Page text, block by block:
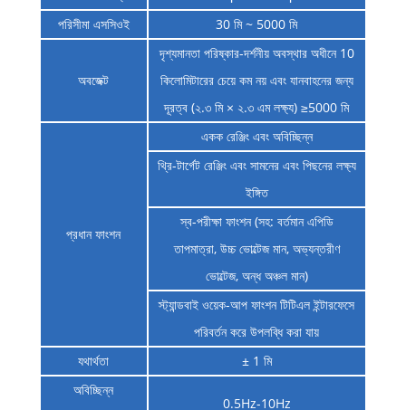
পরিসীমা এসসিওই
30 মি ~ 5000 মি
অবজেক্ট
দৃশ্যমানতা পরিষ্কার-দর্শনীয় অবস্থার অধীনে 10
কিলোমিটারের চেয়ে কম নয় এবং যানবাহনের জন্য
দূরত্ব (২.৩ মি × ২.৩ এম লক্ষ্য) ≥5000 মি
প্রধান ফাংশন
একক রেঞ্জিং এবং অবিচ্ছিন্ন
থ্রি-টার্গেট রেঞ্জিং এবং সামনের এবং পিছনের লক্ষ্য
ইঙ্গিত
স্ব-পরীক্ষা ফাংশন (সহ: বর্তমান এপিডি
তাপমাত্রা, উচ্চ ভোল্টেজ মান, অভ্যন্তরীণ
ভোল্টেজ, অন্ধ অঞ্চল মান)
স্ট্যান্ডবাই ওয়েক-আপ ফাংশন টিটিএল ইন্টারফেসে
পরিবর্তন করে উপলব্ধি করা যায়
যথার্থতা
± 1 মি
অবিচ্ছিন্ন
0.5Hz-10Hz